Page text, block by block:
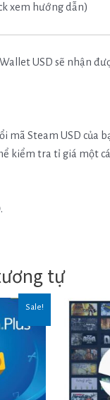
xem hướng dẫn)
USD sẽ nhận
mã Steam USD của
kiểm tra tỉ giá một
tự
Sale!